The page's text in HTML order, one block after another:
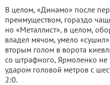
В целом, «Динамо» после
преимуществом, гораздо
но «Металлист», в целом,
владел мячом, умело
вторым голом в ворота
со штрафного, Ярмоленко
ударом головой метров с
2:0.